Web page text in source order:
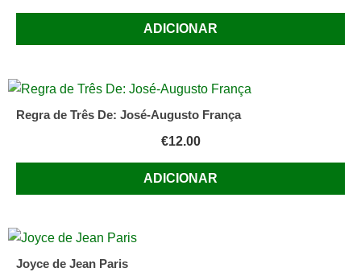
ADICIONAR
Regra de Três De: José-Augusto França
€12.00
ADICIONAR
Joyce de Jean Paris